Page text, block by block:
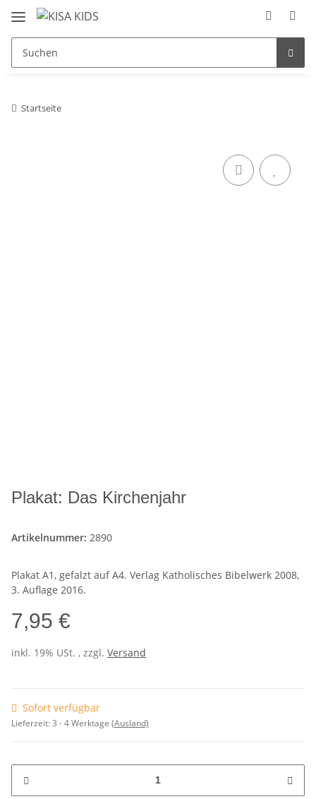
Startseite
Plakat: Das Kirchenjahr
Artikelnummer: 2890
Plakat A1, gefalzt auf A4. Verlag Katholisches Bibelwerk 2008,
3. Auflage 2016.
7,95 €
inkl. 19% USt. , zzgl. Versand
Sofort verfügbar
Lieferzeit:3 - 4 Werktage (Ausland)